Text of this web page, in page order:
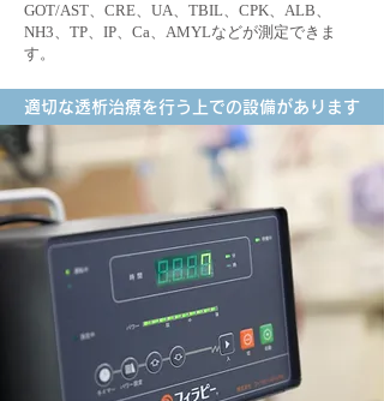
GOT/AST、CRE、UA、TBIL、CPK、ALB、
NH3、TP、IP、Ca、AMYLなどが測定できま
す。
適切な透析治療を行う上での設備があります